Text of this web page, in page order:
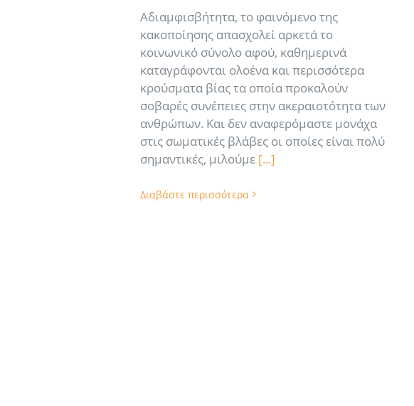
Αδιαμφισβήτητα, το φαινόμενο της
κακοποίησης απασχολεί αρκετά το
κοινωνικό σύνολο αφού, καθημερινά
καταγράφονται ολοένα και περισσότερα
κρούσματα βίας τα οποία προκαλούν
σοβαρές συνέπειες στην ακεραιoτότητα των
ανθρώπων. Και δεν αναφερόμαστε μονάχα
στις σωματικές βλάβες οι οποίες είναι πολύ
σημαντικές, μιλούμε [...]
Διαβάστε περισσότερα